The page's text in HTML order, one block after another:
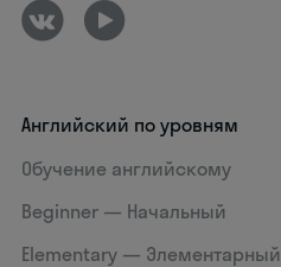
Английский по уровням
Обучение английскому
Beginner — Начальный
Elementary — Элементарный